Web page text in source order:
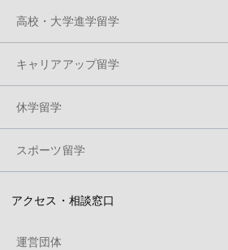
高校・大学進学留学
キャリアアップ留学
休学留学
スポーツ留学
アクセス・相談窓口
運営団体